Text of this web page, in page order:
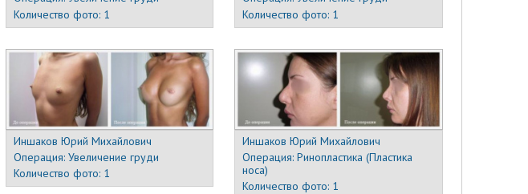
Количество фото: 1
Количество фото: 1
Иншаков Юрий Михайлович
Операция: Увеличение груди
Количество фото: 1
Иншаков Юрий Михайлович
Операция: Ринопластика (Пластика
носа)
Количество фото: 1